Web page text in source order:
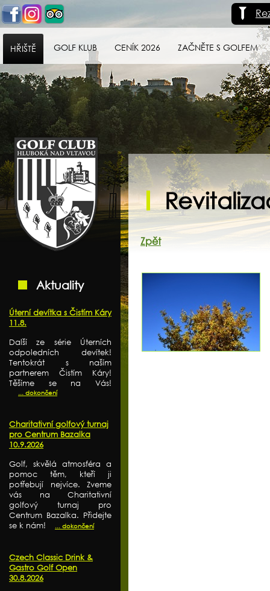
HŘIŠTĚ GOLF KLUB CENÍK 2026 ZAČNĚTE S GOLFEM
Golf klub Hluboká
nad Vltavou
Aktuality
Úterní devítka s Čistím Káry
11.8.
Další ze série Úterních
odpoledních devítek!
Tentokrát s naším
partnerem Čistím Káry!
Těšíme se na Vás!
... dokončení
Charitativní golfový turnaj
pro Centrum Bazalka
10.9.2026
Golf, skvělá atmosféra a
pomoc těm, kteří ji
potřebují nejvíce. Zveme
vás na Charitativní
golfový turnaj pro
Centrum Bazalka. Přidejte
se k nám!
... dokončení
Czech Classic Drink &
Gastro Golf Open
30.8.2026
Zpět